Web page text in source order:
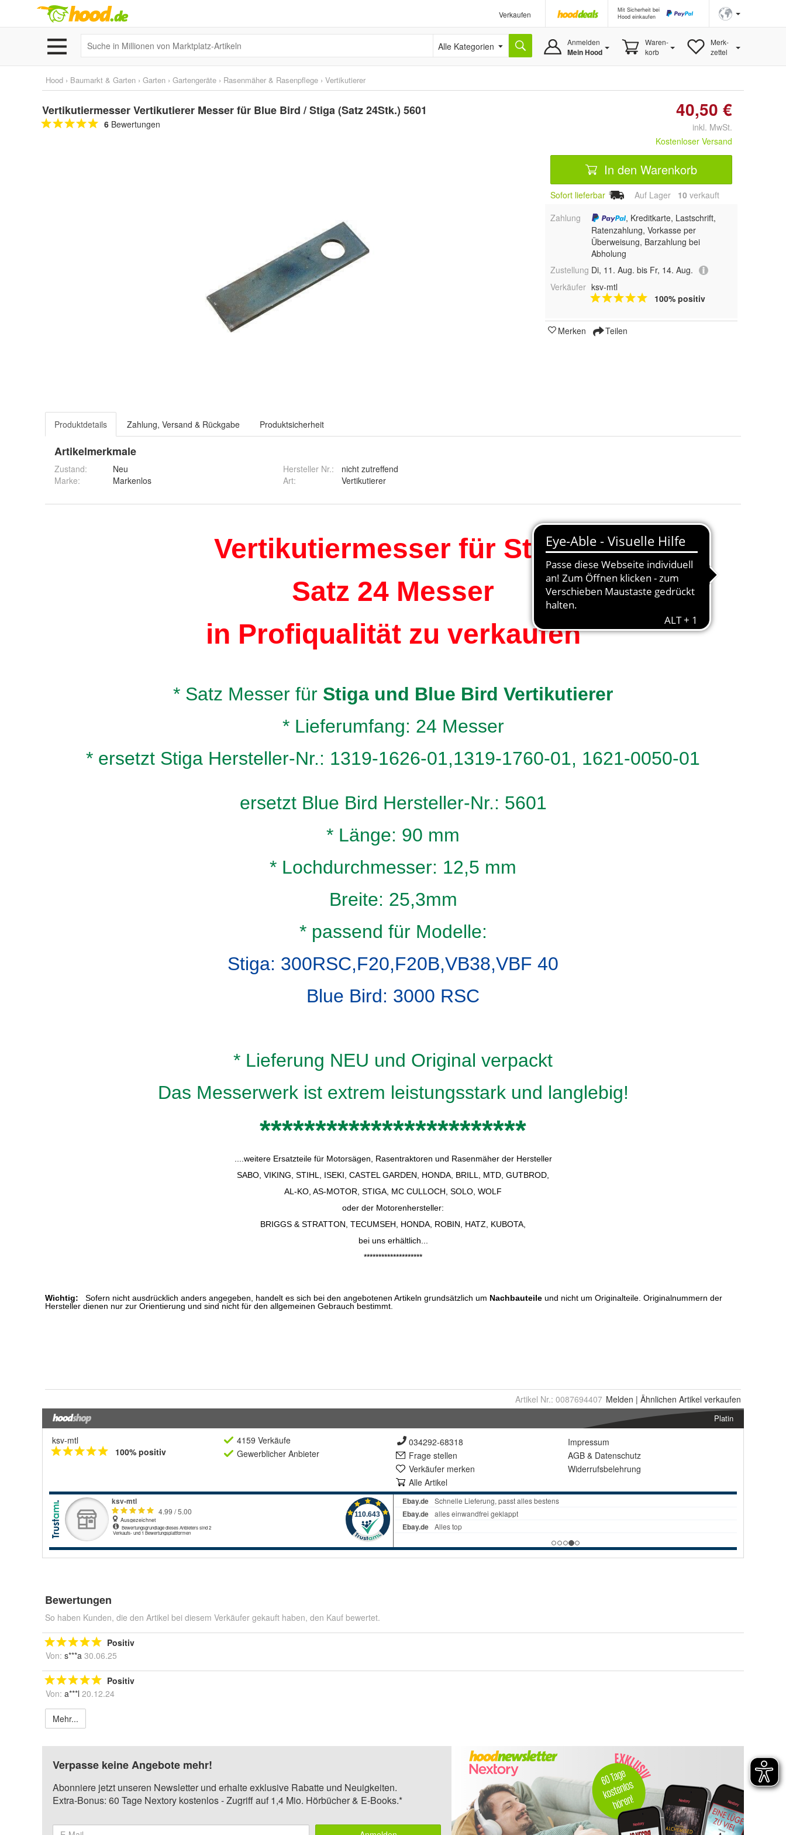
Verkaufen
Mit Sicherheit bei
Hood einkaufen
Alle Kategorien Anmelden
Mein Hood
Waren-
korb
Merk-
zettel
Hood › Baumarkt & Garten › Garten › Gartengeräte › Rasenmäher & Rasenpflege › Vertikutierer
Vertikutiermesser Vertikutierer Messer für Blue Bird / Stiga (Satz 24Stk.) 5601
6 Bewertungen
40,50 €
inkl. MwSt.
Kostenloser Versand
In den Warenkorb
Sofort lieferbar Auf Lager 10 verkauft
Zahlung
, Kreditkarte, Lastschrift,
Ratenzahlung, Vorkasse per
Überweisung, Barzahlung bei
Abholung
Zustellung Di, 11. Aug. bis Fr, 14. Aug.
Verkäufer ksv-mtl
100% positiv
Merken Teilen
Produktdetails Zahlung, Versand & Rückgabe Produktsicherheit
Artikelmerkmale
Zustand:
Neu
Marke:
Markenlos
Hersteller Nr.:
nicht zutreffend
Art: Vertikutierer
Artikel Nr.: 0087694407 Melden | Ähnlichen Artikel verkaufen
Platin
ksv-mtl
100% positiv
4159 Verkäufe
Gewerblicher Anbieter
034292-68318
Frage stellen
Verkäufer merken
Alle Artikel
Impressum
AGB & Datenschutz
Widerrufsbelehrung
Bewertungen
So haben Kunden, die den Artikel bei diesem Verkäufer gekauft haben, den Kauf bewertet.
Positiv
Von: s***a 30.06.25
Positiv
Von: a***l 20.12.24
Mehr...
Verpasse keine Angebote mehr!
Abonniere jetzt unseren Newsletter und erhalte exklusive Rabatte und Neuigkeiten.
Extra-Bonus: 60 Tage Nextory kostenlos - Zugriff auf 1,4 Mio. Hörbücher & E-Books.*